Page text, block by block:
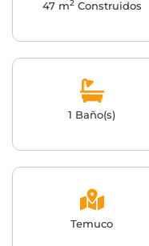
47 m2Construidos
1 Baño(s)
Temuco